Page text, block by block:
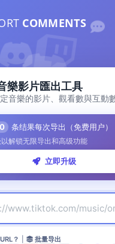
COMMENTS
樂影片匯出工具
音樂的影片、觀看數與互動
条结果每次导出（免费用户）
以解锁无限导出和高级功能
立即升级
？ 批量导出